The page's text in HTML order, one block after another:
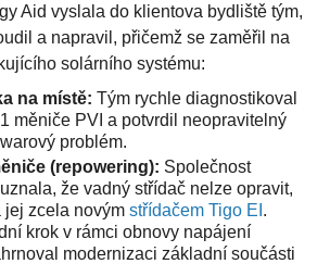
Aid vyslala do klientova bydliště tým,
a napravil, přičemž se zaměřil na
solárního systému:
na místě: Tým rychle diagnostikoval
měniče PVI a potvrdil neopravitelný
problém.
(repowering): Společnost
že vadný střídač nelze opravit,
jej zcela novým střídačem Tigo EI .
krok v rámci obnovy napájení
modernizaci základní součásti